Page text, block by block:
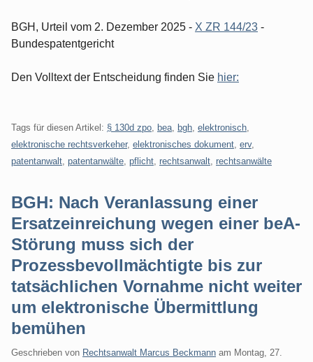
BGH, Urteil vom 2. Dezember 2025 - X ZR 144/23 -
Bundespatentgericht
Den Volltext der Entscheidung finden Sie hier:
Tags für diesen Artikel: § 130d zpo bea bgh elektronisch
elektronische rechtsverkeher, elektronisches dokument erv,
patentanwalt patentanwälte pflicht rechtsanwalt rechtsanwälte
BGH: Nach Veranlassung einer
Ersatzeinreichung wegen einer beA-
Störung muss sich der
Prozessbevollmächtigte bis zur
tatsächlichen Vornahme nicht weiter
um elektronische Übermittlung
bemühen
Geschrieben von Rechtsanwalt Marcus Beckmann am Montag, 27.